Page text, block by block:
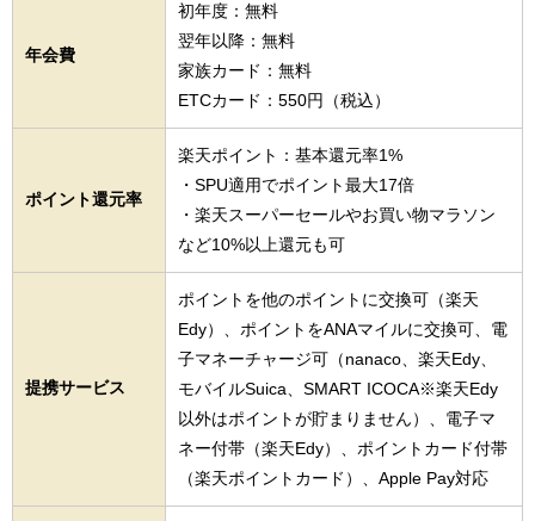
年会費
初年度：無料
翌年以降：無料
家族カード：無料
ETCカード：550円（税込）
ポイント還元率
楽天ポイント：基本還元率1%
・SPU適用でポイント最大17倍
・楽天スーパーセールやお買い物マラソン
など10%以上還元も可
提携サービス
ポイントを他のポイントに交換可（楽天
Edy）、ポイントをANAマイルに交換可、電
子マネーチャージ可（nanaco、楽天Edy、
モバイルSuica、SMART ICOCA※楽天Edy
以外はポイントが貯まりません）、電子マ
ネー付帯（楽天Edy）、ポイントカード付帯
（楽天ポイントカード）、Apple Pay対応